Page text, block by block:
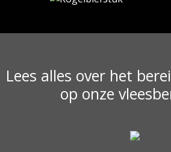
Lees alles over het
op onze